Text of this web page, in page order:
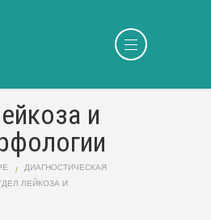
и
ДИАГНОСТИЧЕСКАЯ
ЛЕЙКОЗА И